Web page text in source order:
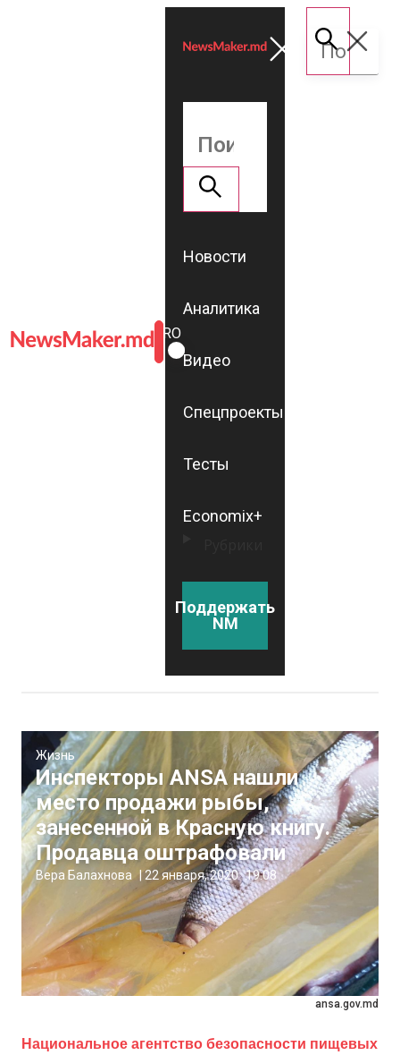
ROMÂNĂ
RU
Новости
Аналитика
Видео
Спецпроекты
Тесты
Economix+
Поддержать
NM
ansa.gov.md
Жизнь
Инспекторы ANSA нашли
место продажи рыбы,
занесенной в Красную книгу.
Продавца оштрафовали
Вера Балахнова 22 января, 2020 19:08
Национальное агентство безопасности пищевых